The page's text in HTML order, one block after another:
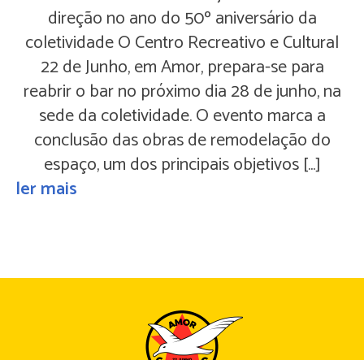
direção no ano do 50º aniversário da
coletividade O Centro Recreativo e Cultural
22 de Junho, em Amor, prepara-se para
reabrir o bar no próximo dia 28 de junho, na
sede da coletividade. O evento marca a
conclusão das obras de remodelação do
espaço, um dos principais objetivos […]
ler mais